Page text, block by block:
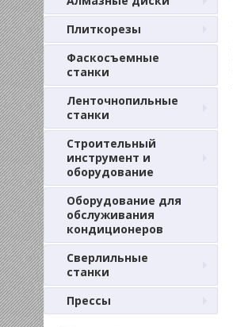
Плиткорезы
Фаскосъемные
станки
Ленточнопильные
станки
Строительный
инструмент и
оборудование
Оборудование для
обслуживания
кондиционеров
Сверлильные
станки
Прессы